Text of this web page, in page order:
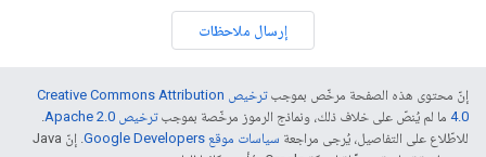
إرسال ملاحظات
إنّ محتوى هذه الصفحة مرخّص بموجب
ترخيص Creative Commons Attribution
4.0‏ ما لم يُنصّ على خلاف ذلك، ونماذج الرموز مرخّصة بموجبترخيص Apache 2.0‏
.
للاطّلاع على التفاصيل، يُرجى مراجعة سياسات موقع Google Developers‏
. إنّ Java